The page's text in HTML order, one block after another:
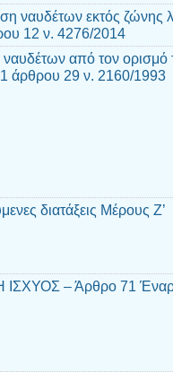
ναυδέτων εκτός ζώνης
12 ν. 4276/2014
από τον
άρθρου 29 ν. 2160/1993
διατάξεις Μέρους Ζ’
– Άρθρο 71